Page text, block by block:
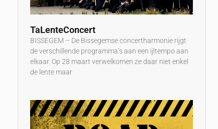
TaLenteConcert
BISSEGEM – De Bissegemse concertharmonie rijgt
de verschillende programma’s aan een ijltempo aan
elkaar. Op 28 maart verwelkomen ze daar niet enkel
de lente maar